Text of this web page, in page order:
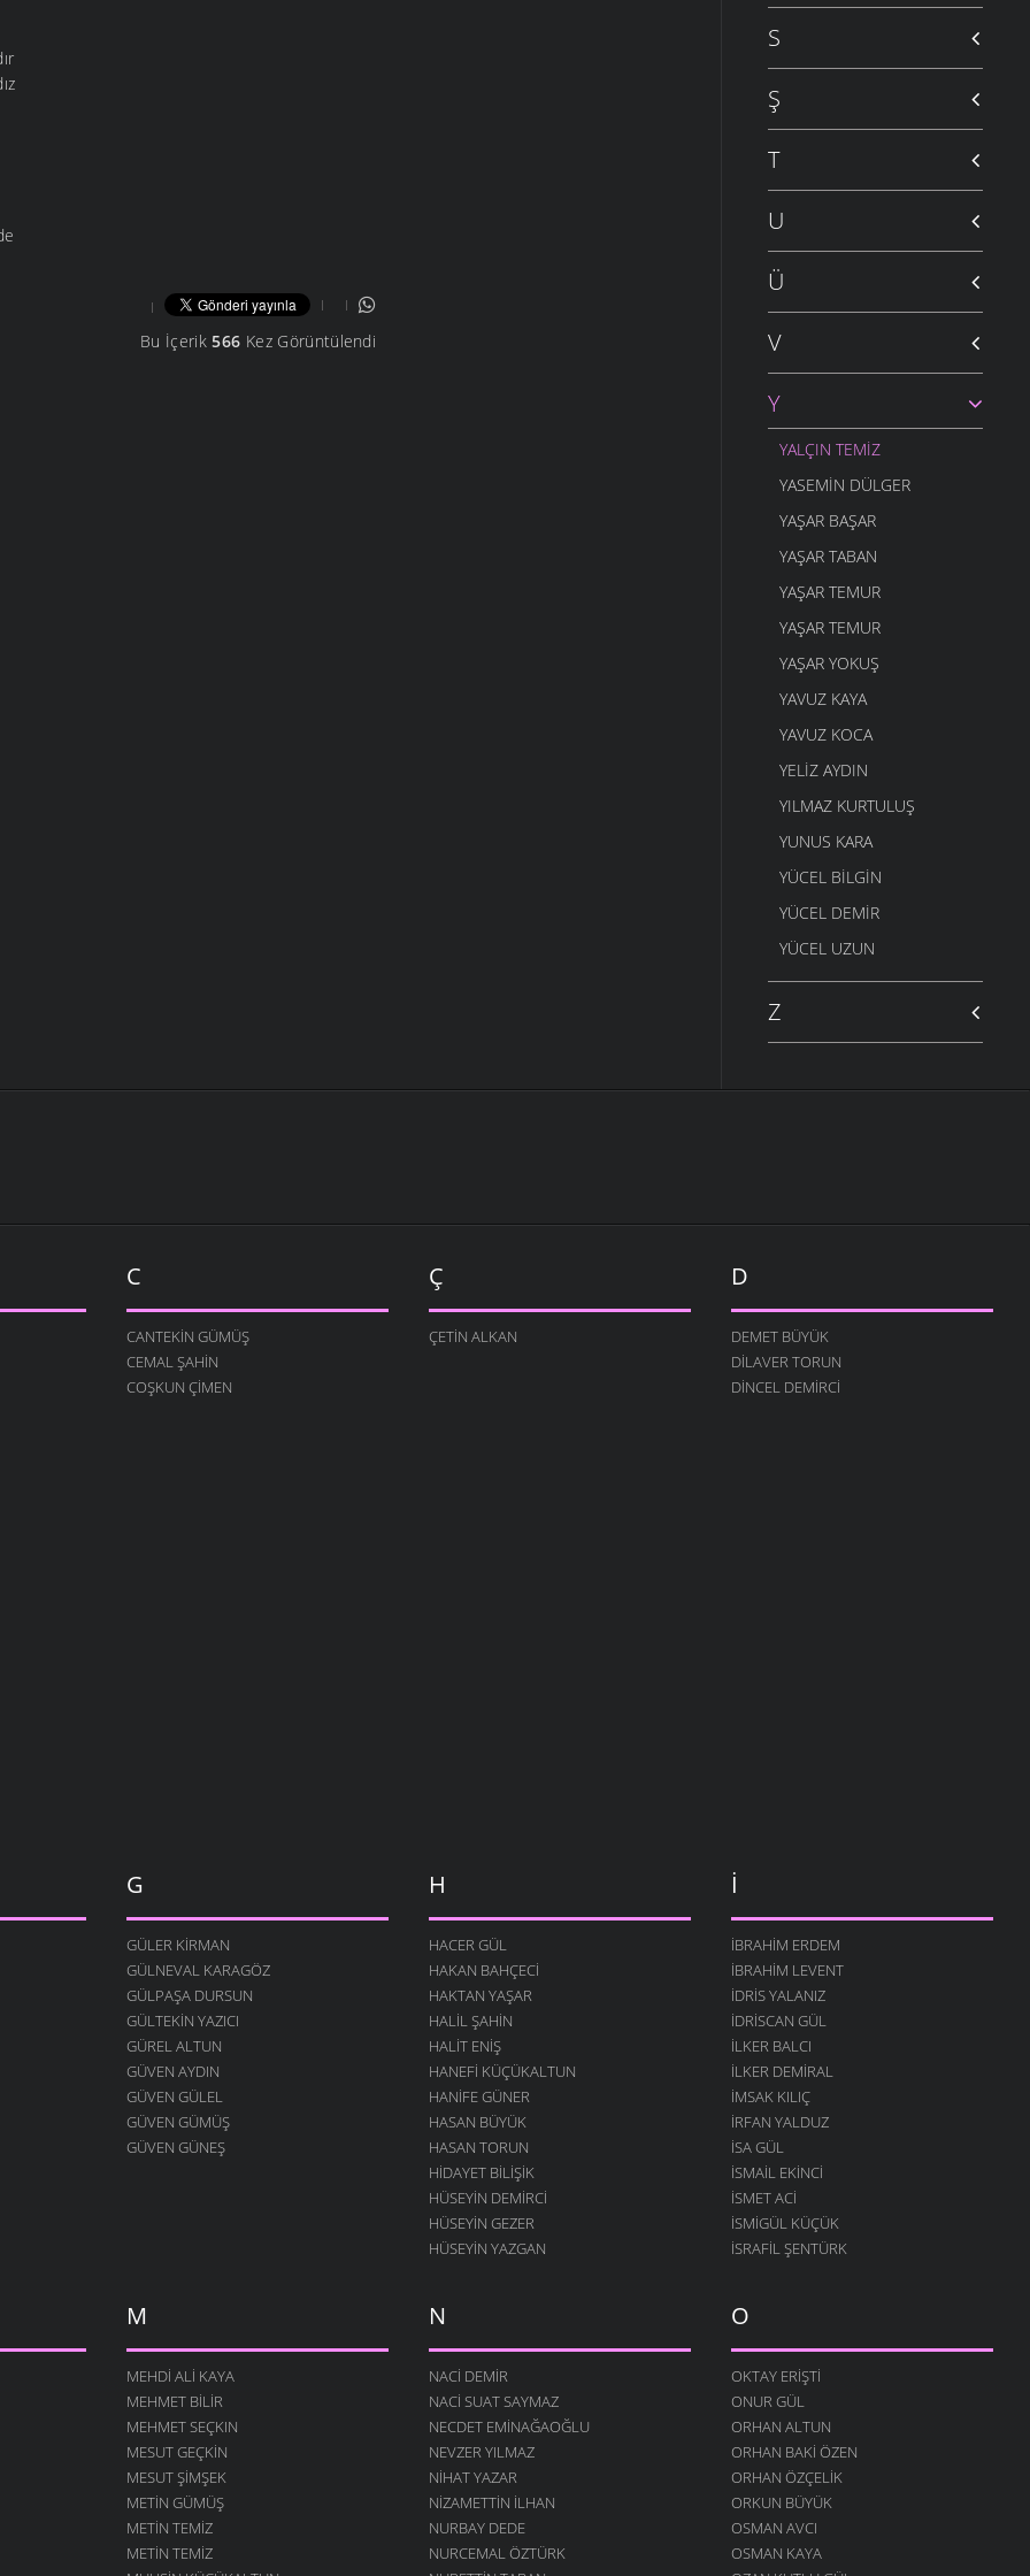
Bu İçerik566 Kez Görüntülendi
S
Ş
T
U
Ü
V
Y
YALÇIN TEMIZ
YASEMIN DÜLGER
YAŞAR BAŞAR
YAŞAR TABAN
YAŞAR TEMUR
YAŞAR TEMUR
YAŞAR YOKUŞ
YAVUZ KAYA
YAVUZ KOCA
YELIZ AYDIN
YILMAZ KURTULUŞ
YUNUS KARA
YÜCEL BILGIN
YÜCEL DEMIR
YÜCEL UZUN
Z
C
CANTEKIN GÜMÜŞ
CEMAL ŞAHIN
COŞKUN ÇIMEN
Ç
ÇETIN ALKAN
D
DEMET BÜYÜK
DILAVER TORUN
DINCEL DEMIRCI
G
GÜLER KIRMAN
GÜLNEVAL KARAGÖZ
GÜLPAŞA DURSUN
GÜLTEKIN YAZICI
GÜREL ALTUN
GÜVEN AYDIN
GÜVEN GÜLEL
GÜVEN GÜMÜŞ
GÜVEN GÜNEŞ
H
HACER GÜL
HAKAN BAHÇECI
HAKTAN YAŞAR
HALIL ŞAHIN
HALIT ENIŞ
HANEFI KÜÇÜKALTUN
HANIFE GÜNER
HASAN BÜYÜK
HASAN TORUN
HIDAYET BILIŞIK
HÜSEYIN DEMIRCI
HÜSEYIN GEZER
HÜSEYIN YAZGAN
İ
İBRAHIM ERDEM
İBRAHIM LEVENT
İDRIS YALANIZ
IDRISCAN GÜL
İLKER BALCI
İLKER DEMIRAL
İMSAK KILIÇ
İRFAN YALDUZ
ISA GÜL
ISMAIL EKINCI
İSMET ACI
İSMIGÜL KÜÇÜK
İSRAFIL ŞENTÜRK
M
MEHDI ALI KAYA
MEHMET BILIR
MEHMET SEÇKIN
MESUT GEÇKIN
MESUT ŞIMŞEK
METIN GÜMÜŞ
METIN TEMIZ
METIN TEMIZ
N
NACI DEMIR
NACI SUAT SAYMAZ
NECDET EMINAĞAOĞLU
NEVZER YILMAZ
NIHAT YAZAR
NIZAMETTIN İLHAN
NURBAY DEDE
NURCEMAL ÖZTÜRK
O
OKTAY ERIŞTI
ONUR GÜL
ORHAN ALTUN
ORHAN BAKI ÖZEN
ORHAN ÖZÇELIK
ORKUN BÜYÜK
OSMAN AVCI
OSMAN KAYA